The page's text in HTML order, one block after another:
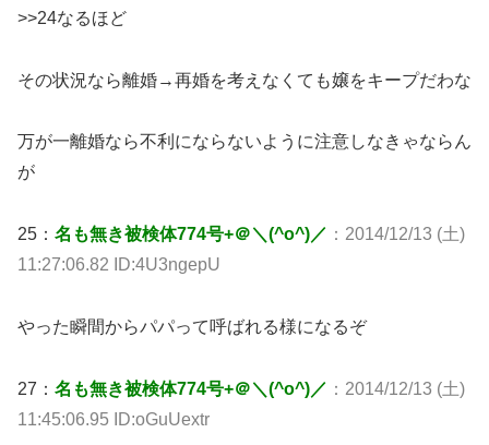
>>24なるほど
その状況なら離婚→再婚を考えなくても嬢をキープだわな
万が一離婚なら不利にならないように注意しなきゃならん
が
25： 名も無き被検体774号+＠＼(^o^)／ ：2014/12/13 (土)
11:27:06.82 ID:4U3ngepU
やった瞬間からパパって呼ばれる様になるぞ
27： 名も無き被検体774号+＠＼(^o^)／ ：2014/12/13 (土)
11:45:06.95 ID:oGuUextr